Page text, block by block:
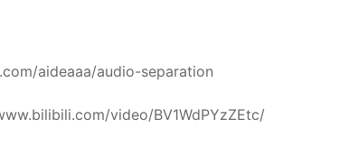
aideaaa/audio-separation
video/BV1WdPYzZEtc/